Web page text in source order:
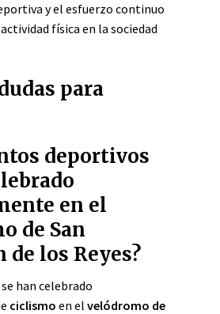
y el esfuerzo continuo
física en la sociedad
para
deportivos
en el
de San
de los Reyes?
han celebrado
ciclismo en el velódromo de